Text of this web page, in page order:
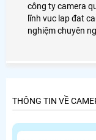
công ty camera
lĩnh vuc lap đat
nghiệm chuyên
THÔNG TIN VỀ